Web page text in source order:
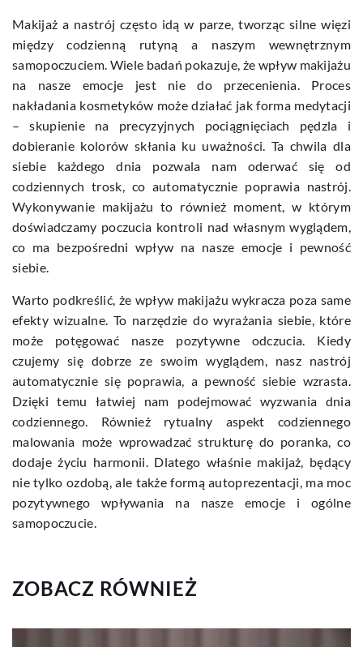
Makijaż a nastrój często idą w parze, tworząc silne więzi
między codzienną rutyną a naszym wewnętrznym
samopoczuciem. Wiele badań pokazuje, że wpływ makijażu
na nasze emocje jest nie do przecenienia. Proces
nakładania kosmetyków może działać jak forma medytacji
– skupienie na precyzyjnych pociągnięciach pędzla i
dobieranie kolorów skłania ku uważności. Ta chwila dla
siebie każdego dnia pozwala nam oderwać się od
codziennych trosk, co automatycznie poprawia nastrój.
Wykonywanie makijażu to również moment, w którym
doświadczamy poczucia kontroli nad własnym wyglądem,
co ma bezpośredni wpływ na nasze emocje i pewność
siebie.
Warto podkreślić, że wpływ makijażu wykracza poza same
efekty wizualne. To narzędzie do wyrażania siebie, które
może potęgować nasze pozytywne odczucia. Kiedy
czujemy się dobrze ze swoim wyglądem, nasz nastrój
automatycznie się poprawia, a pewność siebie wzrasta.
Dzięki temu łatwiej nam podejmować wyzwania dnia
codziennego. Również rytualny aspekt codziennego
malowania może wprowadzać strukturę do poranka, co
dodaje życiu harmonii. Dlatego właśnie makijaż, będący
nie tylko ozdobą, ale także formą autoprezentacji, ma moc
pozytywnego wpływania na nasze emocje i ogólne
samopoczucie.
ZOBACZ RÓWNIEŻ